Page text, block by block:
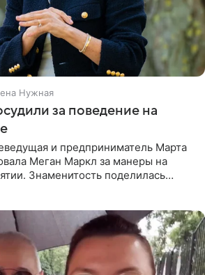
Нужная
за поведение на
и предприниматель Марта
Меган Маркл за манеры на
Знаменитость поделилась